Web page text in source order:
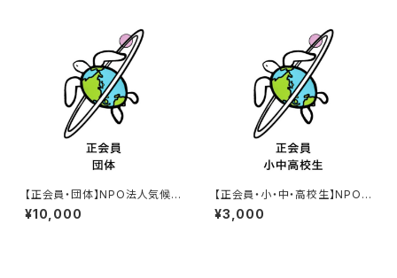
【正会員・団体】NPO法人気候危
機対策ネットワーク 年会費
¥10,000
【正会員・小・中・高校生】NPO
法人気候危機対策ネットワーク
年会費
¥3,000